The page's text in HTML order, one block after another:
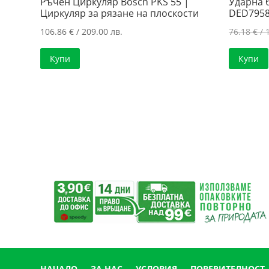
Циркуляр за рязанe нa плоскости
106.86€ / 209.00 лв.
Купи
76.18€/
Купи